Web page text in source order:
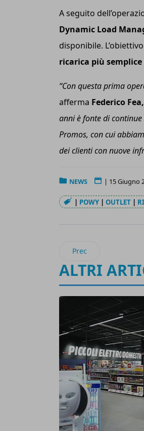
A seguito
Dynamic Load
disponibile.
ricarica più
“Con questa prima
afferma Federico
anni è fonte di
Promos, con cui
dei clienti con nuove
NEWS | 15 Giugno
| POWY | OUTLET |
Articolo precedente:
Prec
ALTRI